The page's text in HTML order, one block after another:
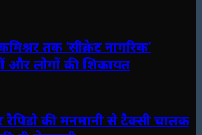
तक ‘सीक्रेट नागरिक’
और लोगों की शिकायत
की मनमानी से टैक्सी चालक